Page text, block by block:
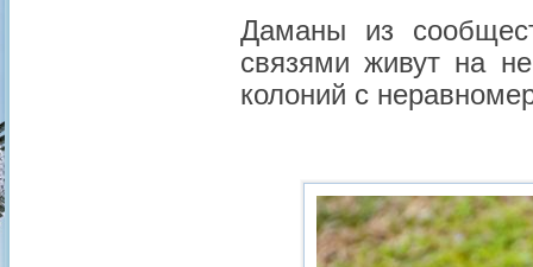
Даманы из
связями живут на
колоний с